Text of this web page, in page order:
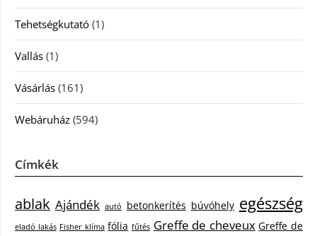
Tehetségkutató (1)
Vallás (1)
Vásárlás (161)
Webáruház (594)
Címkék
ablak Ajándék autó betonkerítés búvóhely egészség
eladó lakás Fisher klíma fólia fűtés Greffe de cheveux Greffe de